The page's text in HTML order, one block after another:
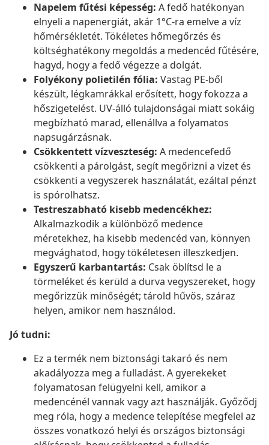
Napelem fűtési képesség: A fedő hatékonyan
elnyeli a napenergiát, akár 1°C-ra emelve a víz
hőmérsékletét. Tökéletes hőmegőrzés és
költséghatékony megoldás a medencéd fűtésére,
hagyd, hogy a fedő végezze a dolgát.
Folyékony polietilén fólia: Vastag PE-ből
készült, légkamrákkal erősített, hogy fokozza a
hőszigetelést. UV-álló tulajdonságai miatt sokáig
megbízható marad, ellenállva a folyamatos
napsugárzásnak.
Csökkentett vízveszteség: A medencefedő
csökkenti a párolgást, segít megőrizni a vizet és
csökkenti a vegyszerek használatát, ezáltal pénzt
is spórolhatsz.
Testreszabható kisebb medencékhez:
Alkalmazkodik a különböző medence
méretekhez, ha kisebb medencéd van, könnyen
megvághatod, hogy tökéletesen illeszkedjen.
Egyszerű karbantartás: Csak öblítsd le a
törmeléket és kerüld a durva vegyszereket, hogy
megőrizzük minőségét; tárold hűvös, száraz
helyen, amikor nem használod.
Jó tudni:
Ez a termék nem biztonsági takaró és nem
akadályozza meg a fulladást. A gyerekeket
folyamatosan felügyelni kell, amikor a
medencénél vannak vagy azt használják. Győződj
meg róla, hogy a medence telepítése megfelel az
összes vonatkozó helyi és országos biztonsági